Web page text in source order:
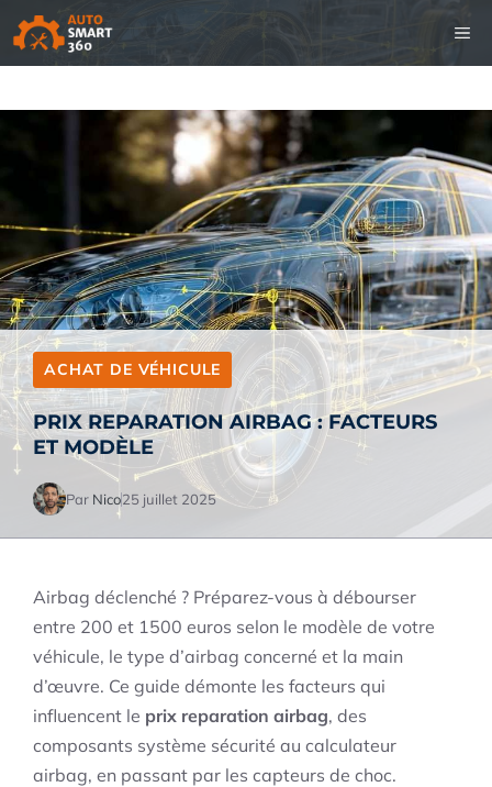
Aller
au
contenu
ACHAT DE VÉHICULE
PRIX REPARATION AIRBAG : FACTEURS
ET MODÈLE
Par Nico25 juillet 2025
Airbag déclenché ? Préparez-vous à débourser
entre 200 et 1500 euros selon le modèle de votre
véhicule, le type d’airbag concerné et la main
d’œuvre. Ce guide démonte les facteurs qui
influencent le prix reparation airbag, des
composants système sécurité au calculateur
airbag, en passant par les capteurs de choc.